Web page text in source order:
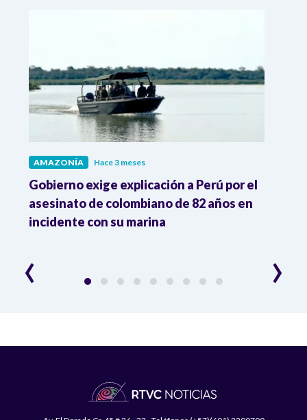
AMAZONÍA Hace 3 meses
Gobierno exige explicación a Perú por el
asesinato de colombiano de 82 años en
incidente con su marina
‹ ›